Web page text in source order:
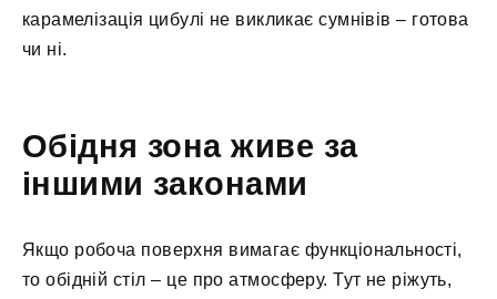
карамелізація цибулі не викликає сумнівів – готова
чи ні.
Обідня зона живе за
іншими законами
Якщо робоча поверхня вимагає функціональності,
то обідній стіл – це про атмосферу. Тут не ріжуть,